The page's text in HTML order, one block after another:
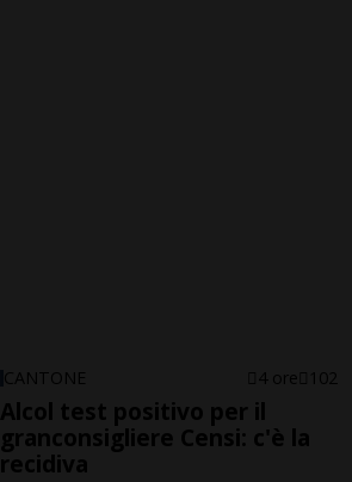
CANTONE 4 ore 102
Alcol test positivo per il
granconsigliere Censi: c'è la
recidiva